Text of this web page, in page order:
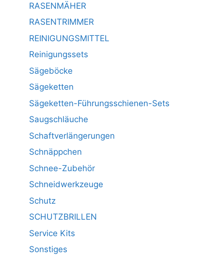
RASENMÄHER
RASENTRIMMER
REINIGUNGSMITTEL
Reinigungssets
Sägeböcke
Sägeketten
Sägeketten-Führungsschienen-Sets
Saugschläuche
Schaftverlängerungen
Schnäppchen
Schnee-Zubehör
Schneidwerkzeuge
Schutz
SCHUTZBRILLEN
Service Kits
Sonstiges